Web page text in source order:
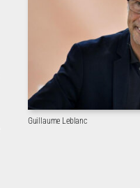
Guillaume Leblanc